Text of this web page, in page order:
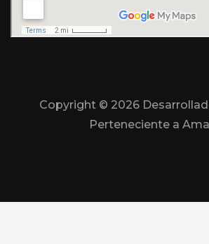
Copyright © 2026
Perteneciente a